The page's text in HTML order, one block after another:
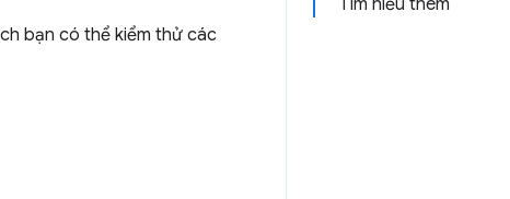
Tìm hiểu thêm
bạn có thể kiểm thử các